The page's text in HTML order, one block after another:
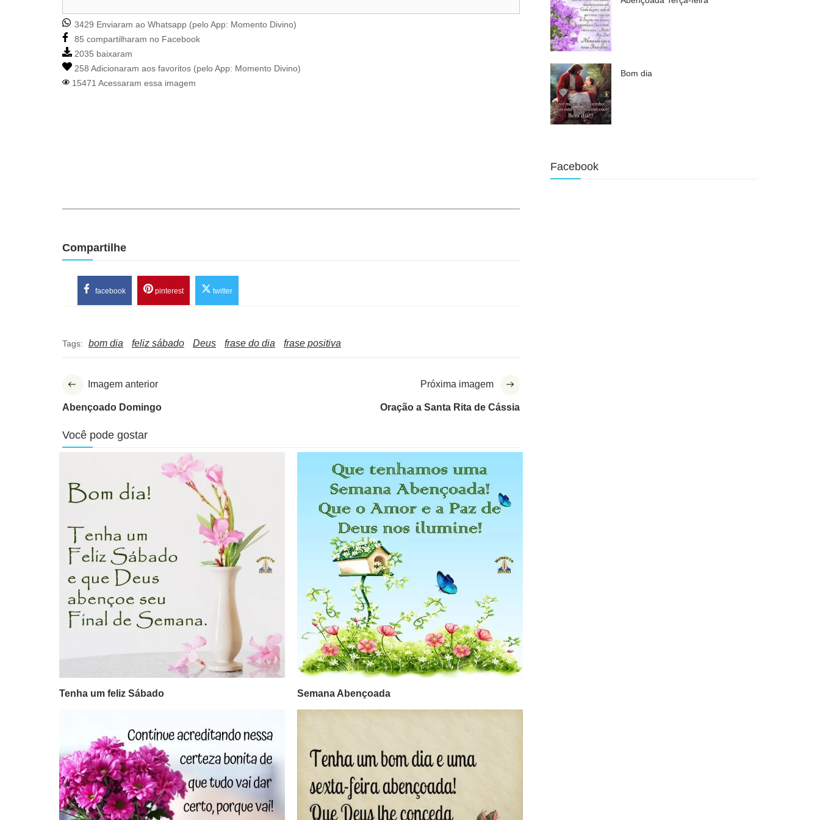
3429 Enviaram ao Whatsapp (pelo App: Momento Divino)
85 compartilharam no Facebook
2035 baixaram
258 Adicionaram aos favoritos (pelo App: Momento Divino)
15471 Acessaram essa imagem
Compartilhe
facebook pinterest twitter
Tags: bom dia feliz sábado Deus frase do dia frase positiva
Imagem anterior
Abençoado Domingo
Próxima imagem
Oração a Santa Rita de Cássia
Você pode gostar
Tenha um feliz Sábado Semana Abençoada
Bom dia
Facebook